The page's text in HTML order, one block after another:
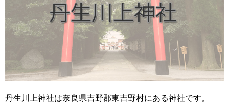
丹生川上神社は奈良県吉野郡東吉野村にある神社です。